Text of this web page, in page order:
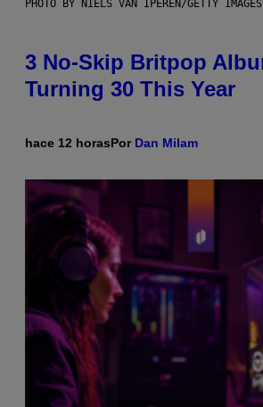
PHOTO BY NIELS VAN IPEREN/GETTY IMAGES
3 No-Skip Britpop
Turning 30 This Year
hace 12 horasPor Dan Milam